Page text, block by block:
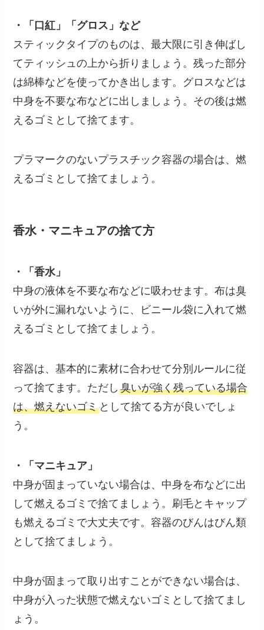
・「口紅」「グロス」など
スティックタイプのものは、最大限に引き伸ばし
てティッシュの上から折りましょう。残った部分
は綿棒などを使ってかき出します。グロスなどは
中身を不要な布などに出しましょう。その後は燃
えるゴミとして捨てます。
プラマークのないプラスチック容器の場合は、燃
えるゴミとして捨てましょう。
香水・マニキュアの捨て方
・「香水」
中身の液体を不要な布などに吸わせます。布は臭
いが外に漏れないように、ビニール袋に入れて燃
えるゴミとして捨てましょう。
容器は、基本的に素材に合わせて分別ルールに従
って捨てます。ただし臭いが強く残っている場合
は、燃えないゴミ として捨てる方が良いでしょ
う。
・「マニキュア」
中身が固まっていない場合は、中身を布などに出
して燃えるゴミで捨てましょう。刷毛とキャップ
も燃えるゴミで大丈夫です。容器のびんはびん類
として捨てましょう。
中身が固まって取り出すことができない場合は、
中身が入った状態で燃えないゴミとして捨てまし
ょう。